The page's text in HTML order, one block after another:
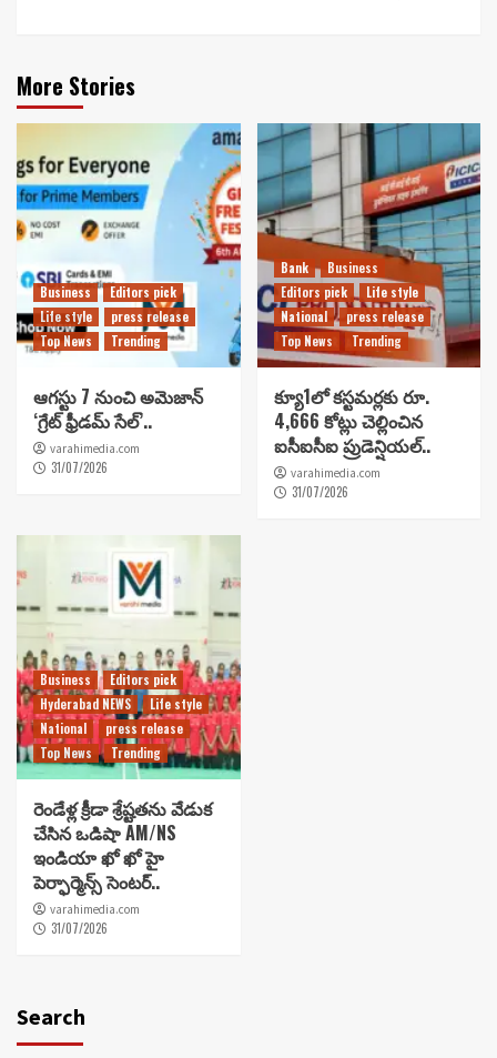
More Stories
Business
Editors pick
Life style
press release
Top News
Trending
ఆగస్టు 7 నుంచి అమెజాన్
‘గ్రేట్ ఫ్రీడమ్ సేల్’..
varahimedia.com
31/07/2026
Bank
Business
Editors pick
Life style
National
press release
Top News
Trending
క్యూ1లో కస్టమర్లకు రూ.
4,666 కోట్లు చెల్లించిన
ఐసీఐసీఐ ప్రుడెన్షియల్..
varahimedia.com
31/07/2026
Business
Editors pick
Hyderabad NEWS
Life style
National
press release
Top News
Trending
రెండేళ్ల క్రీడా శ్రేష్టతను వేడుక
చేసిన ఒడిషా AM/NS
ఇండియా ఖో ఖో హై
పెర్ఫార్మెన్స్ సెంటర్..
varahimedia.com
31/07/2026
Search